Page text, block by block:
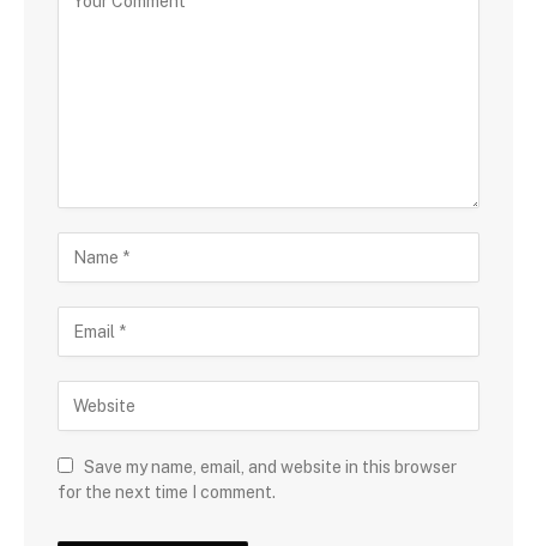
Save my name, email, and website in this browser
for the next time I comment.